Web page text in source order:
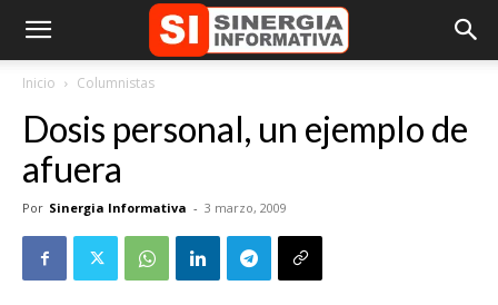
Inicio Columnistas
Dosis personal, un ejemplo de
afuera
Por Sinergia Informativa - 3 marzo, 2009